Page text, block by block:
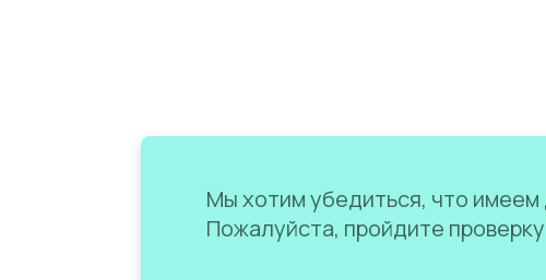
Мы хотим убедиться, что
Пожалуйста, пройдите